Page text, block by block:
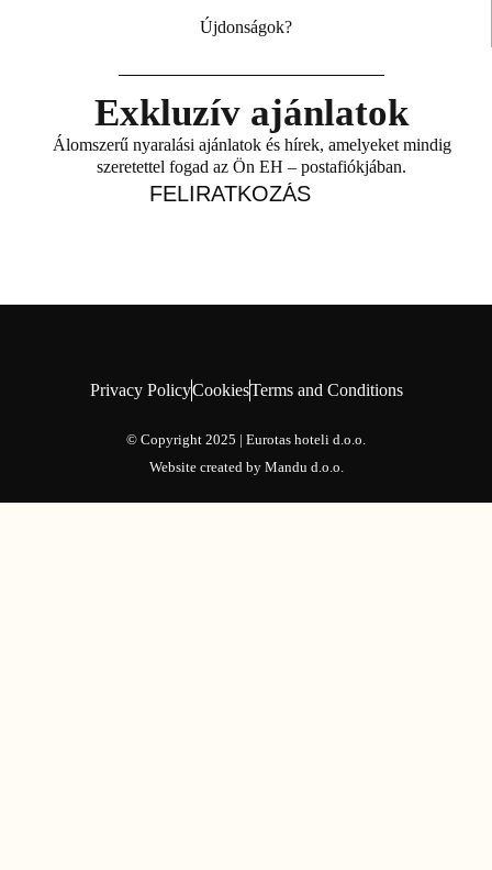
Újdonságok?
Exkluzív ajánlatok
Álomszerű nyaralási ajánlatok és hírek, amelyeket mindig
szeretettel fogad az Ön EH – postafiókjában.
FELIRATKOZÁS
Privacy PolicyCookiesTerms and Conditions
© Copyright 2025 | Eurotas hoteli d.o.o.
Website created by Mandu d.o.o.